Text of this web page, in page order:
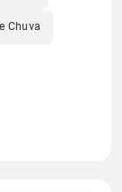
Chuva